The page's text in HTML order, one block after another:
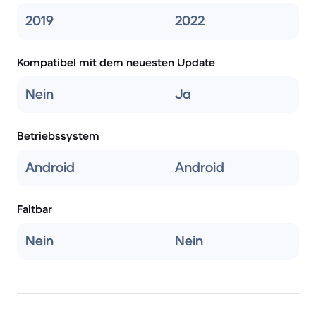
2019 2022
Kompatibel mit dem neuesten Update
Nein Ja
Betriebssystem
Android Android
Faltbar
Nein Nein